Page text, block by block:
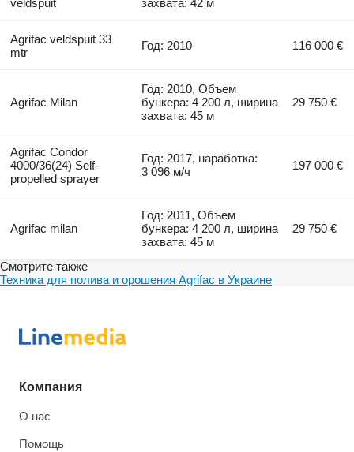
veldspuit захвата: 42 м
Agrifac veldspuit 33
mtr
Год: 2010 116 000 €
Agrifac Milan
Год: 2010, Объем
бункера: 4 200 л, ширина
захвата: 45 м
29 750 €
Agrifac Condor
4000/36(24) Self-
propelled sprayer
Год: 2017, наработка:
3 096 м/ч
197 000 €
Agrifac milan
Год: 2011, Объем
бункера: 4 200 л, ширина
захвата: 45 м
29 750 €
Смотрите также
Техника для полива и орошения Agrifac в Украине
Компания
О нас
Помощь